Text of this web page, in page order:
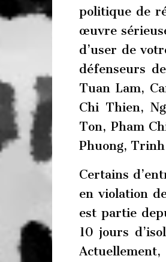
politique de
œuvre
d’user de
défenseurs
Tuan Lam,
Chi Thien,
Ton, Pham
Phuong,
Certains
en violation
est partie
10 jours